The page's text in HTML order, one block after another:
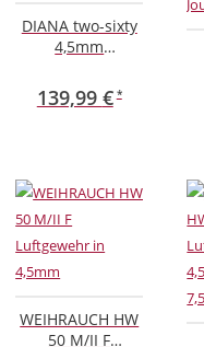
DIANA two-sixty
4,5mm
mit
Kunststoffschaft
139,99 €
WEIHRAUCH HW
50 M/II F